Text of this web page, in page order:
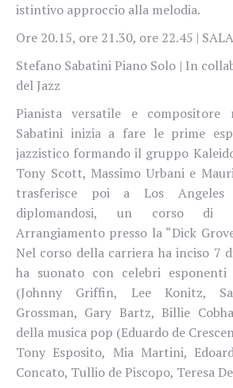
istintivo approccio alla melodia.
Ore 20.15, ore 21.30, ore 22.45 |
Stefano Sabatini Piano Solo | In
del Jazz
Pianista versatile e compositore
Sabatini inizia a fare le prime
jazzistico formando il gruppo
Tony Scott, Massimo Urbani e
trasferisce poi a Los Angeles
diplomandosi, un corso di
Arrangiamento presso la “Dick
Nel corso della carriera ha inciso 7
ha suonato con celebri esponenti
(Johnny Griffin, Lee Konitz,
Grossman, Gary Bartz, Billie
della musica pop (Eduardo de
Tony Esposito, Mia Martini,
Concato, Tullio de Piscopo, Teresa